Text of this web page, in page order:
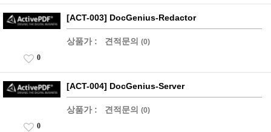
[ACT-003] DocGenius-Redactor
상품가 : 견적문의 (0)
0
[ACT-004] DocGenius-Server
상품가 : 견적문의 (0)
0